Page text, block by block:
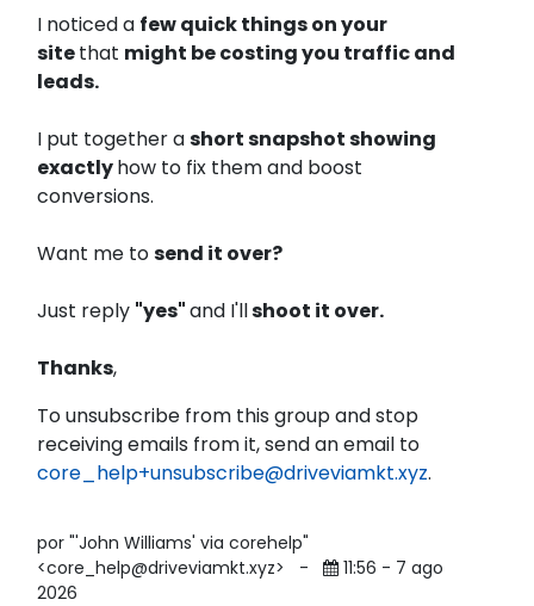
I noticed a few quick things on your
sitethat might be costing you traffic and
leads.
I put together ashort snapshot showing
exactlyhow to fix them and boost
conversions.
Want me tosend it over?
Just reply "yes"and I'llshoot it over.
Thanks,
To unsubscribe from this group and stop
receiving emails from it, send an email to
core_help+unsubscribe@driveviamkt.xyz.
por "'John Williams' via corehelp"
<core_help@driveviamkt.xyz>
-
11:56 - 7 ago
2026